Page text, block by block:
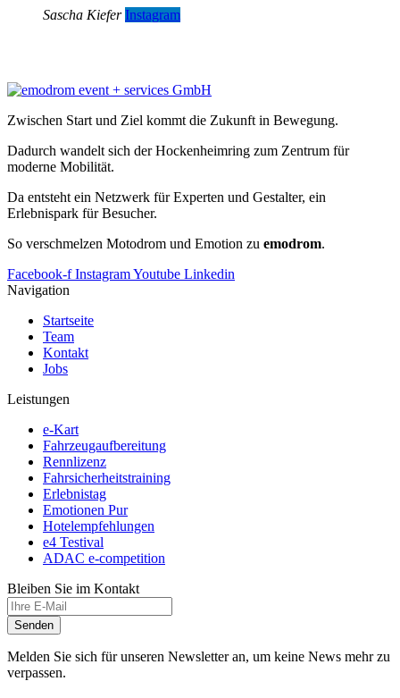
Sascha Kiefer Instagram
Zwischen Start und Ziel kommt die Zukunft in Bewegung.
Dadurch wandelt sich der Hockenheimring zum Zentrum für
moderne Mobilität.
Da entsteht ein Netzwerk für Experten und Gestalter, ein
Erlebnispark für Besucher.
So verschmelzen Motodrom und Emotion zu emodrom.
Facebook-f InstagramYoutube Linkedin
Navigation
Startseite
Team
Kontakt
Jobs
Leistungen
e-Kart
Fahrzeugaufbereitung
Rennlizenz
Fahrsicherheitstraining
Erlebnistag
Emotionen Pur
Hotelempfehlungen
e4 Testival
ADAC e-competition
Bleiben Sie im Kontakt
Senden
Melden Sie sich für unseren Newsletter an, um keine News mehr zu
verpassen.